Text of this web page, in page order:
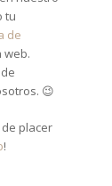
tu
de
web.
😉
placer
!